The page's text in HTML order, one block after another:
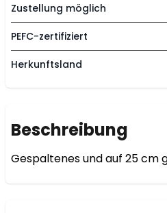
Zustellung möglich
PEFC-zertifiziert
Herkunftsland
Beschreibung
Gespaltenes und auf 25 cm